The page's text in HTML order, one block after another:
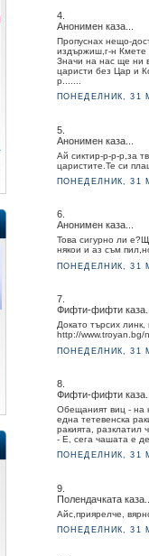
4.
Анонимен каза...
Пропуснах нещо-
издържиш,г-н Кмете
Значи на нас ще ни
царисти без Цар и
р.......
ПОНЕДЕЛНИК, 31
5.
Анонимен каза...
Aй сиктир-р-р-р,за
царистите.Те си
ПОНЕДЕЛНИК, 31
6.
Анонимен каза...
Това сигурно ли
някои и аз съм
ПОНЕДЕЛНИК, 31
7.
Фифти-фифти каза...
Докато търсих
http://www.troyan.bg/
ПОНЕДЕЛНИК, 31
8.
Фифти-фифти каза...
Обещаният виц - на
една тетевенска
ракията, разклатил
- Е, сега чашата е
ПОНЕДЕЛНИК, 31
9.
Полендачката каза...
Айс,приярелче,
ПОНЕДЕЛНИК, 31